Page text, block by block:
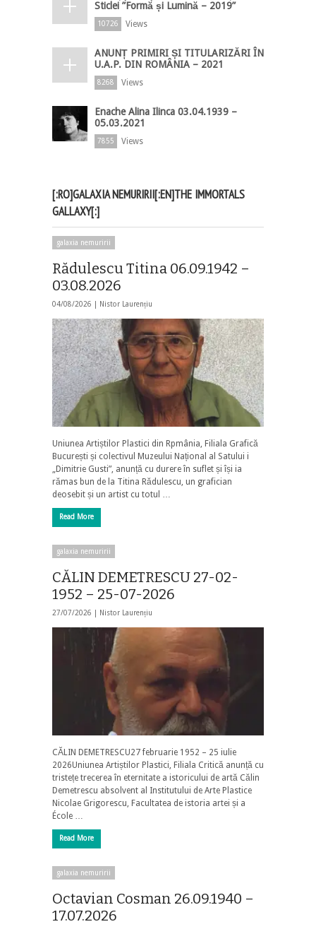
Sticlei ”Formă și Lumină – 2019”
10726 Views
ANUNȚ PRIMIRI ȘI TITULARIZĂRI ÎN
U.A.P. DIN ROMÂNIA – 2021
8268 Views
Enache Alina Ilinca 03.04.1939 –
05.03.2021
7855 Views
[:RO]GALAXIA NEMURIRII[:EN]THE IMMORTALS
GALLAXY[:]
galaxia nemuririi
Rădulescu Titina 06.09.1942 –
03.08.2026
04/08/2026 | Nistor Laurențiu
Uniunea Artiștilor Plastici din Rpmânia, Filiala Grafică
București și colectivul Muzeului Național al Satului i
„Dimitrie Gusti”, anunță cu durere în suflet și își ia
rămas bun de la Titina Rădulescu, un grafician
deosebit și un artist cu totul …
Read More
galaxia nemuririi
CĂLIN DEMETRESCU 27-02-
1952 – 25-07-2026
27/07/2026 | Nistor Laurențiu
CĂLIN DEMETRESCU27 februarie 1952 – 25 iulie
2026Uniunea Artiștilor Plastici, Filiala Critică anunță cu
tristețe trecerea în eternitate a istoricului de artă Călin
Demetrescu absolvent al Institutului de Arte Plastice
Nicolae Grigorescu, Facultatea de istoria artei și a
École …
Read More
galaxia nemuririi
Octavian Cosman 26.09.1940 –
17.07.2026